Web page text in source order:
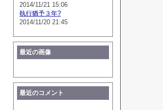
2014/11/21 15:06
執行猶予３年?
2014/11/20 21:45
最近の画像
最近のコメント